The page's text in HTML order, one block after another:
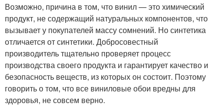
Возможно, причина в том, что винил — это химический
продукт, не содержащий натуральных компонентов, что
вызывает у покупателей массу сомнений. Но синтетика
отличается от синтетики. Добросовестный
производитель тщательно проверяет процесс
производства своего продукта и гарантирует качество и
безопасность веществ, из которых он состоит. Поэтому
говорить о том, что все виниловые обои вредны для
здоровья, не совсем верно.